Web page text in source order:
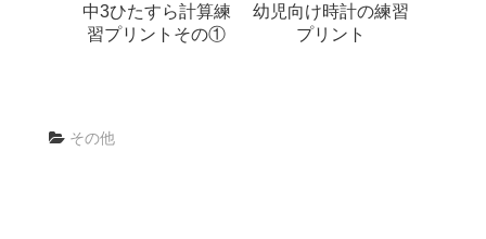
中3ひたすら計算練
習プリントその①
幼児向け時計の練習
プリント
その他